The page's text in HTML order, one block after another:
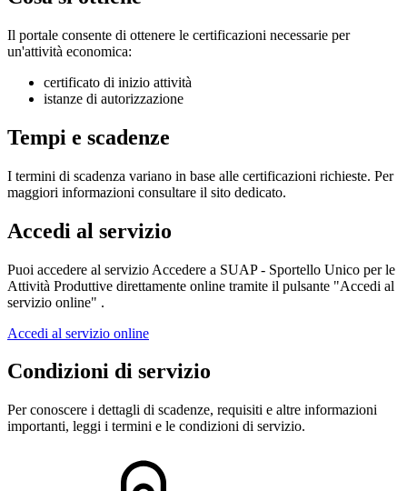
Il portale consente di ottenere le certificazioni necessarie per
un'attività economica:
certificato di inizio attività
istanze di autorizzazione
Tempi e scadenze
I termini di scadenza variano in base alle certificazioni richieste. Per
maggiori informazioni consultare il sito dedicato.
Accedi al servizio
Puoi accedere al servizio Accedere a SUAP - Sportello Unico per le
Attività Produttive direttamente online tramite il pulsante "Accedi al
servizio online" .
Accedi al servizio online
Condizioni di servizio
Per conoscere i dettagli di scadenze, requisiti e altre informazioni
importanti, leggi i termini e le condizioni di servizio.